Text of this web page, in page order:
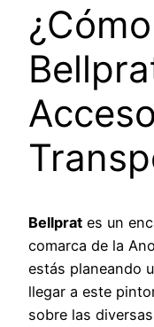
Bellprat es un
comarca de la
estás planeando
llegar a este
sobre las